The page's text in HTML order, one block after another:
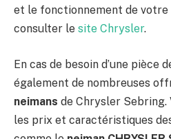
et le fonctionnement de votre
consulter le site Chrysler.
En cas de besoin d’une pièce
également de nombreuses
neimans de Chrysler
les prix et caractéristiques